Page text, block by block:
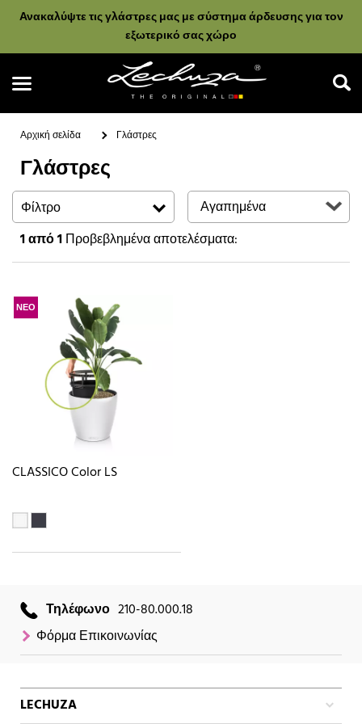
Ανακαλύψτε τις γλάστρες μας με σύστημα άρδευσης για τον
εξωτερικό σας χώρο
Αναζήτηση
Αρχική σελίδα Γλάστρες
Γλάστρες
Φίλτρο
1από 1Προβεβλημένα αποτελέσματα:
ΝΕΟ
CLASSICO Color LS
Τηλέφωνο 210-80.000.18
Φόρμα Επικοινωνίας
LECHUZA